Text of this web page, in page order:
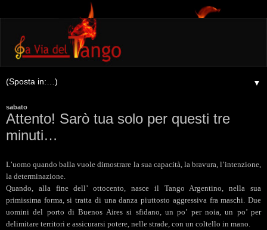
▼
sabato
Attento! Sarò tua solo per questi tre
minuti…
L’uomo quando balla vuole dimostrare la sua capacità, la bravura, l’intenzione,
la determinazione.
Quando, alla fine dell’ ottocento, nasce il Tango Argentino, nella sua
primissima forma, si tratta di una danza piuttosto aggressiva fra maschi. Due
uomini del porto di Buenos Aires si sfidano, un po’ per noia, un po’ per
delimitare territori e assicurarsi potere, nelle strade, con un coltello in mano.